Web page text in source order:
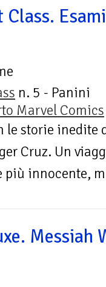
Esami
n. 5 - Panini
Marvel Comics
storie inedite
Cruz. Un
più innocente,
Messiah